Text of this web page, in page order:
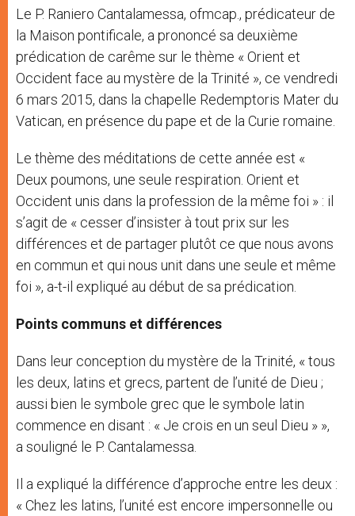
Le P. Raniero Cantalamessa, ofmcap., prédicateur de
la Maison pontificale, a prononcé sa deuxième
prédication de carême sur le thème « Orient et
Occident face au mystère de la Trinité », ce vendredi
6 mars 2015, dans la chapelle Redemptoris Mater du
Vatican, en présence du pape et de la Curie romaine.
Le thème des méditations de cette année est «
Deux poumons, une seule respiration. Orient et
Occident unis dans la profession de la même foi » : il
s’agit de « cesser d’insister à tout prix sur les
différences et de partager plutôt ce que nous avons
en commun et qui nous unit dans une seule et même
foi », a-t-il expliqué au début de sa prédication.
Points communs et différences
Dans leur conception du mystère de la Trinité, « tous
les deux, latins et grecs, partent de l’unité de Dieu ;
aussi bien le symbole grec que le symbole latin
commence en disant : « Je crois en un seul Dieu » »,
a souligné le P. Cantalamessa.
Il a expliqué la différence d’approche entre les deux :
« Chez les latins, l’unité est encore impersonnelle ou